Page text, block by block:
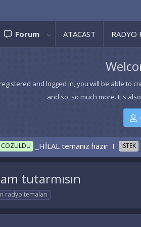
Forum ATACAST RADYO
and logged in, you will be able
and so, so much more. It's
temanız hazır ISTEK Radyo isteği
tutarmısın
radyo temaları